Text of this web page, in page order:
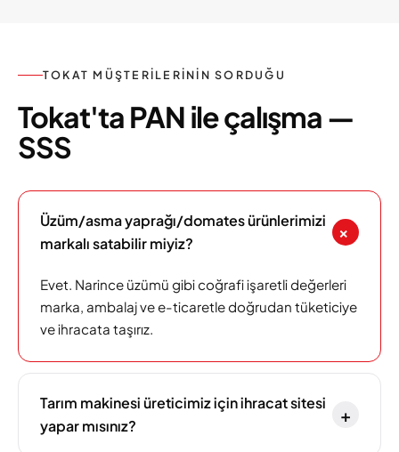
TOKAT MÜŞTERILERININ SORDUĞU
Tokat'ta PAN ile çalışma —
SSS
Üzüm/asma yaprağı/domates ürünlerimizi
markalı satabilir miyiz?
+
Evet. Narince üzümü gibi coğrafi işaretli değerleri
marka, ambalaj ve e-ticaretle doğrudan tüketiciye
ve ihracata taşırız.
Tarım makinesi üreticimiz için ihracat sitesi
yapar mısınız?
+